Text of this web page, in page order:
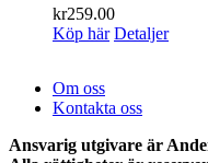
kr259.00
Köp här Detaljer
Om oss
Kontakta oss
Ansvarig utgivare är